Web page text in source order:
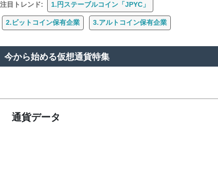
注目トレンド: 1.円ステーブルコイン「JPYC」
2.ビットコイン保有企業 3.アルトコイン保有企業
今から始める仮想通貨特集
通貨データ